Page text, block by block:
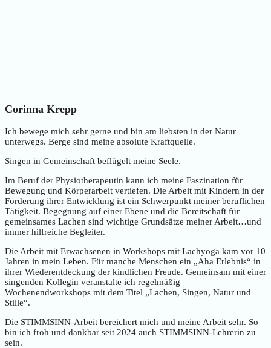
Corinna Krepp
Ich bewege mich sehr gerne und bin am liebsten in der Natur
unterwegs. Berge sind meine absolute Kraftquelle.
Singen in Gemeinschaft beflügelt meine Seele.
Im Beruf der Physiotherapeutin kann ich meine Faszination für
Bewegung und Körperarbeit vertiefen. Die Arbeit mit Kindern in der
Förderung ihrer Entwicklung ist ein Schwerpunkt meiner beruflichen
Tätigkeit. Begegnung auf einer Ebene und die Bereitschaft für
gemeinsames Lachen sind wichtige Grundsätze meiner Arbeit…und
immer hilfreiche Begleiter.
Die Arbeit mit Erwachsenen in Workshops mit Lachyoga kam vor 10
Jahren in mein Leben. Für manche Menschen ein „Aha Erlebnis“ in
ihrer Wiederentdeckung der kindlichen Freude. Gemeinsam mit einer
singenden Kollegin veranstalte ich regelmäßig
Wochenendworkshops mit dem Titel „Lachen, Singen, Natur und
Stille“.
Die STIMMSINN-Arbeit bereichert mich und meine Arbeit sehr. So
bin ich froh und dankbar seit 2024 auch STIMMSINN-Lehrerin zu
sein.